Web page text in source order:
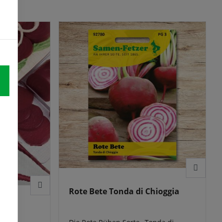
Wenn
in
Sie diese
Rote Bete Tonda di Chioggia